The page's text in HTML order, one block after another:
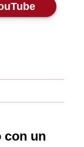
con un